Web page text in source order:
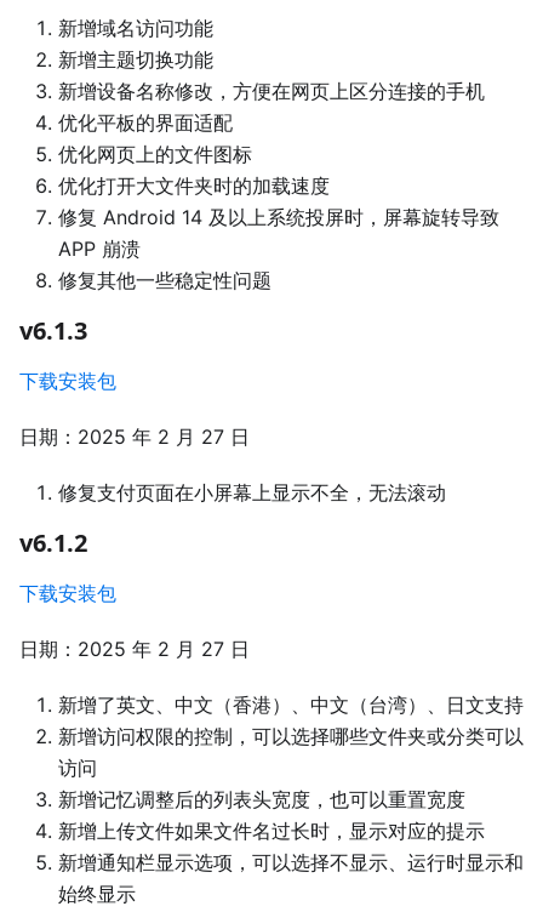
新增域名访问功能
新增主题切换功能
新增设备名称修改，方便在网页上区分连接的手机
优化平板的界面适配
优化网页上的文件图标
优化打开大文件夹时的加载速度
修复 Android 14 及以上系统投屏时，屏幕旋转导致
APP 崩溃
修复其他一些稳定性问题
v6.1.3
下载安装包
日期：2025 年 2 月 27 日
修复支付页面在小屏幕上显示不全，无法滚动
v6.1.2
下载安装包
日期：2025 年 2 月 27 日
新增了英文、中文（香港）、中文（台湾）、日文支持
新增访问权限的控制，可以选择哪些文件夹或分类可以
访问
新增记忆调整后的列表头宽度，也可以重置宽度
新增上传文件如果文件名过长时，显示对应的提示
新增通知栏显示选项，可以选择不显示、运行时显示和
始终显示